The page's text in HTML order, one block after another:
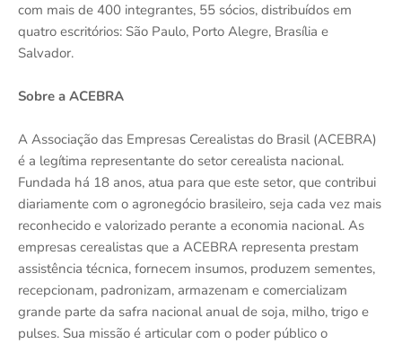
com mais de 400 integrantes, 55 sócios, distribuídos em
quatro escritórios: São Paulo, Porto Alegre, Brasília e
Salvador.
Sobre a ACEBRA
A Associação das Empresas Cerealistas do Brasil (ACEBRA)
é a legítima representante do setor cerealista nacional.
Fundada há 18 anos, atua para que este setor, que contribui
diariamente com o agronegócio brasileiro, seja cada vez mais
reconhecido e valorizado perante a economia nacional. As
empresas cerealistas que a ACEBRA representa prestam
assistência técnica, fornecem insumos, produzem sementes,
recepcionam, padronizam, armazenam e comercializam
grande parte da safra nacional anual de soja, milho, trigo e
pulses. Sua missão é articular com o poder público o